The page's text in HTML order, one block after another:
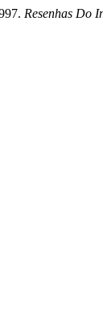
Resenhas Do